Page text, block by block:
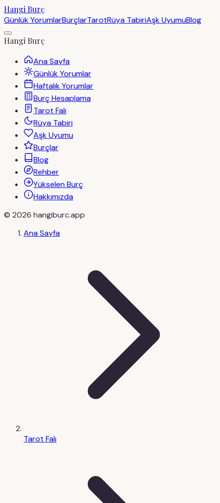
Hangi Burç
Günlük YorumlarBurçlarTarotRüya TabiriAşk UyumuBlog
Hangi Burç
Ana Sayfa
Günlük Yorumlar
Haftalık Yorumlar
Burç Hesaplama
Tarot Falı
Rüya Tabiri
Aşk Uyumu
Burçlar
Blog
Rehber
Yükselen Burç
Hakkımızda
© 2026 hangiburc.app
Ana Sayfa
Tarot Falı